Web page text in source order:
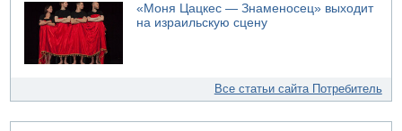
«Моня Цацкес — Знаменосец» выходит
на израильскую сцену
Все статьи сайта Потребитель